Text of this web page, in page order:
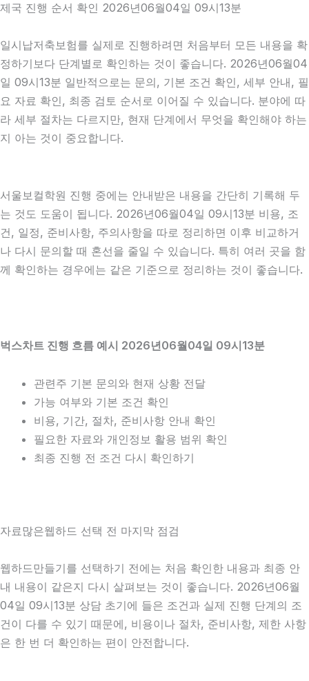
제국 진행 순서 확인 2026년06월04일 09시13분
일시납저축보험를 실제로 진행하려면 처음부터 모든 내용을 확
정하기보다 단계별로 확인하는 것이 좋습니다. 2026년06월04
일 09시13분 일반적으로는 문의, 기본 조건 확인, 세부 안내, 필
요 자료 확인, 최종 검토 순서로 이어질 수 있습니다. 분야에 따
라 세부 절차는 다르지만, 현재 단계에서 무엇을 확인해야 하는
지 아는 것이 중요합니다.
서울보컬학원 진행 중에는 안내받은 내용을 간단히 기록해 두
는 것도 도움이 됩니다. 2026년06월04일 09시13분 비용, 조
건, 일정, 준비사항, 주의사항을 따로 정리하면 이후 비교하거
나 다시 문의할 때 혼선을 줄일 수 있습니다. 특히 여러 곳을 함
께 확인하는 경우에는 같은 기준으로 정리하는 것이 좋습니다.
벅스차트 진행 흐름 예시 2026년06월04일 09시13분
관련주 기본 문의와 현재 상황 전달
가능 여부와 기본 조건 확인
비용, 기간, 절차, 준비사항 안내 확인
필요한 자료와 개인정보 활용 범위 확인
최종 진행 전 조건 다시 확인하기
자료많은웹하드 선택 전 마지막 점검
웹하드만들기를 선택하기 전에는 처음 확인한 내용과 최종 안
내 내용이 같은지 다시 살펴보는 것이 좋습니다. 2026년06월
04일 09시13분 상담 초기에 들은 조건과 실제 진행 단계의 조
건이 다를 수 있기 때문에, 비용이나 절차, 준비사항, 제한 사항
은 한 번 더 확인하는 편이 안전합니다.